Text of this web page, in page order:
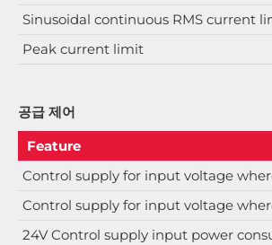
Sinusoidal continuous RMS current
Peak current limit
공급 제어
Feature
Control supply for input voltage
Control supply for input voltage
24V Control supply input power